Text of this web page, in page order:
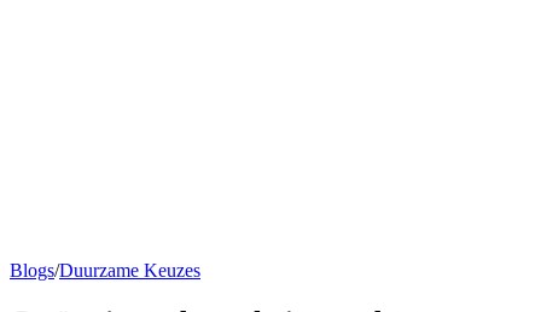
Blogs/Duurzame Keuzes